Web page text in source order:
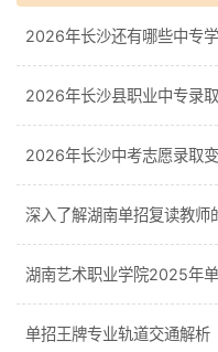
2026年长沙还有哪些中专
2026年长沙县职业中专录
2026年长沙中考志愿录取
深入了解湖南单招复读教师
湖南艺术职业学院2025年
单招王牌专业轨道交通解析